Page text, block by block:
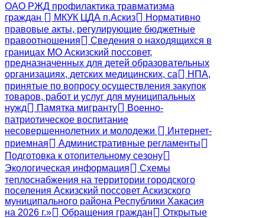
ОАО РЖД профилактика травматизма
граждан
МКУК ЦДА п.Аскиз
Нормативно
правовые акты, регулирующие бюджетные
правоотношения
Сведения о находящихся в
границах МО Аскизский поссовет,
предназначенных для детей образовательных
организациях, детских медицинских, са
НПА,
принятые по вопросу осуществления закупок
товаров, работ и услуг для муниципальных
нужд
Памятка мигранту
Военно-
патриотическое воспитание
несовершеннолетних и молодежи
Интернет-
приемная
Административные регламенты
Подготовка к отопительному сезону
Экологическая информация
Схемы
теплоснабжения на территории городского
поселения Аскизский поссовет Аскизского
муниципального района Республики Хакасия
на 2026 г.»
Обращения граждан
Открытые